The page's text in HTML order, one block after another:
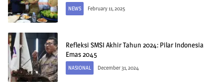
NEWS February 11, 2025
Refleksi SMSI Akhir Tahun 2024: Pilar Indonesia
Emas 2045
NASIONAL December 31, 2024